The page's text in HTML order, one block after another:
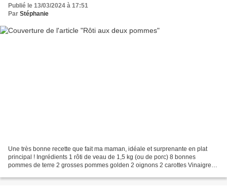
Publié le 13/03/2024 à 17:51
Par Stéphanie
Une très bonne recette que fait ma maman, idéale et surprenante en plat
principal ! Ingrédients 1 rôti de veau de 1,5 kg (ou de porc) 8 bonnes
pommes de terre 2 grosses pommes golden 2 oignons 2 carottes Vinaigre